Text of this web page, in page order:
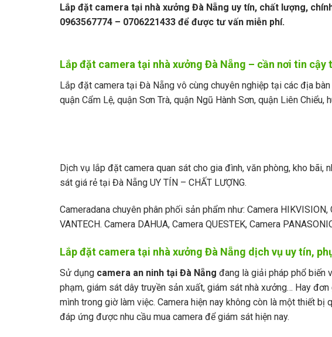
Lắp đặt camera tại nhà xưởng Đà Nẵng uy tín, chất lượng,
0963567774 – 0706221433 để được tư vấn miễn phí.
Lắp đặt camera tại nhà xưởng Đà Nẵng – cần nơi tin cậy
Lắp đặt camera tại Đà Nẵng vô cùng chuyên nghiệp tại các địa
quận Cẩm Lệ, quận Sơn Trà, quận Ngũ Hành Sơn, quận Liên Chiểu,
Dịch vụ lắp đặt camera quan sát cho gia đình, văn phòng, kho
sát giá rẻ tại Đà Nẵng UY TÍN – CHẤT LƯỢNG.
Cameradana chuyên phân phối sản phẩm như: Camera HIKVISION,
VANTECH. Camera DAHUA, Camera QUESTEK, Camera
Lắp đặt camera tại nhà xưởng Đà Nẵng dịch vụ uy tín,
Sử dụng camera an ninh tại Đà Nẵng đang là giải pháp phổ biến
phạm, giám sát dây truyền sản xuất, giám sát nhà xưởng… Hay
mình trong giờ làm việc. Camera hiện nay không còn là một thiết
đáp ứng được nhu cầu mua camera để giám sát hiện nay.